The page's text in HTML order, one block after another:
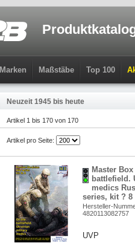
Marken Maßstäbe Top 100
Neuzeit 1945 bis heute
Artikel 1 bis 170 von 170
Artikel pro Seite:
Master
battlefield.
medics
series, kit ? 8
Hersteller-
4820113082757
UVP